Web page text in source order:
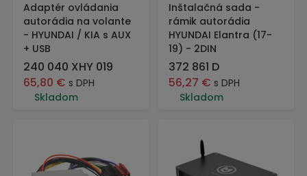
Adaptér ovládania
autorádia na volante
- HYUNDAI / KIA s AUX
+ USB
240 040 XHY 019
65,80 € s DPH
Skladom
Inštalačná sada -
rámik autorádia
HYUNDAI Elantra (17-
19) - 2DIN
372 861 D
56,27 € s DPH
Skladom